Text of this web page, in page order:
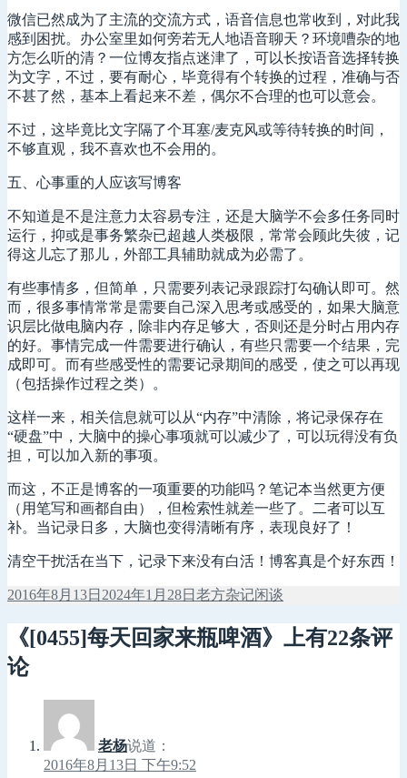
微信已然成为了主流的交流方式，语音信息也常收到，对此我
感到困扰。办公室里如何旁若无人地语音聊天？环境嘈杂的地
方怎么听的清？一位博友指点迷津了，可以长按语音选择转换
为文字，不过，要有耐心，毕竟得有个转换的过程，准确与否
不甚了然，基本上看起来不差，偶尔不合理的也可以意会。
不过，这毕竟比文字隔了个耳塞/麦克风或等待转换的时间，
不够直观，我不喜欢也不会用的。
五、心事重的人应该写博客
不知道是不是注意力太容易专注，还是大脑学不会多任务同时
运行，抑或是事务繁杂已超越人类极限，常常会顾此失彼，记
得这儿忘了那儿，外部工具辅助就成为必需了。
有些事情多，但简单，只需要列表记录跟踪打勾确认即可。然
而，很多事情常常是需要自己深入思考或感受的，如果大脑意
识层比做电脑内存，除非内存足够大，否则还是分时占用内存
的好。事情完成一件需要进行确认，有些只需要一个结果，完
成即可。而有些感受性的需要记录期间的感受，使之可以再现
（包括操作过程之类）。
这样一来，相关信息就可以从“内存”中清除，将记录保存在
“硬盘”中，大脑中的操心事项就可以减少了，可以玩得没有负
担，可以加入新的事项。
而这，不正是博客的一项重要的功能吗？笔记本当然更方便
（用笔写和画都自由），但检索性就差一些了。二者可以互
补。当记录日多，大脑也变得清晰有序，表现良好了！
清空干扰活在当下，记录下来没有白活！博客真是个好东西！
发
于
2016年8月13日 2024年1月28日 作
老方分
杂记闲谈
《[0455]每天回家来瓶啤酒》上有22条评
论
老杨说道：
2016年8月13日 下午9:52